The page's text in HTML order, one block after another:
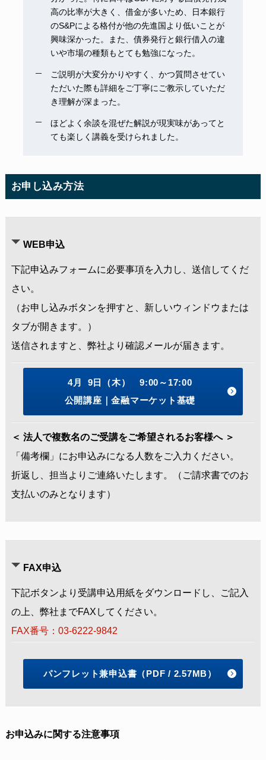
高の比率が大きく、借金が多いため、日本銀行
のS&Pによる格付が他の先進国より低いことが
興味深かった。また、債券発行と銀行借入の違
いや市場の種類もとても勉強になった。
ご説明が大変分かりやすく、かつ質問させてい
ただいた際も詳細をご丁寧にご教示していただ
き理解が深まった。
ほどよく余談を混ぜた解説が現実味があってと
ても楽しく講義を受けられました。
お申し込み方法
WEB申込
下記申込みフォームに必要事項を入力し、送信してくだ
さい。
（お申し込みボタンを押すと、新しいウィンドウまたは
タブが開きます。）
送信されますと、弊社より確認メールが届きます。
4月 9日（木） 9:00～17:00
公開講座｜金融マーケット基礎
＜ 法人で複数名のご受講をご希望されるお客様へ ＞
「備考欄」にお申込みになる人数をご入力ください。
折返し、担当よりご連絡いたします。（ご請求書でのお
支払いのみとなります）
FAX申込
下記ボタンより受講申込用紙をダウンロードし、ご記入
の上、弊社までFAXしてください。
FAX番号：03-6222-9842
パンフレット兼申込書（PDF / 2.57MB）
お申込みに関する注意事項